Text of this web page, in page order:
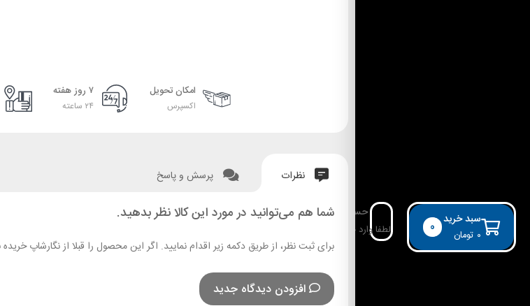
سبد خرید
تومان ۰ 0
حساب کاربری
لطفا وارد حساب خود شوید!
امکان تحویل
اکسپرس
۷ روز هفته
۲۴ ساعته
نظرات پرسش و پاسخ
شما هم می‌توانید در مورد این کالا نظر بدهید.
برای ثبت نظر، از طریق دکمه زیر اقدام نمایید. اگر این محصول را قبلا از نگارشاپ
افزودن دیدگاه جدید